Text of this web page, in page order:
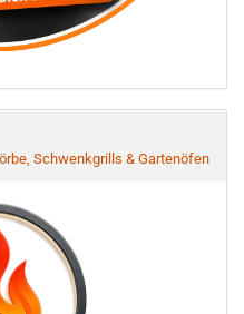
Schwenkgrills & Gartenöfen